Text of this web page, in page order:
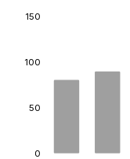
0
50
100
150